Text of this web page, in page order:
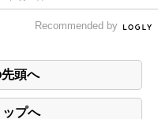
Recommended by
頭へ
プへ